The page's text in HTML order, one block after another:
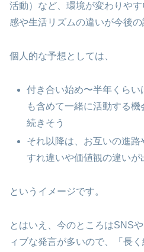
活動）など、環境が変わりや
感や生活リズムの違いが今後の
個人的な予想としては、
付き合い始め〜半年くら
も含めて一緒に活動する
続きそう
それ以降は、お互いの進路
すれ違いや価値観の違いが
というイメージです。
とはいえ、今のところはSNS
ィブな発言が多いので、「長